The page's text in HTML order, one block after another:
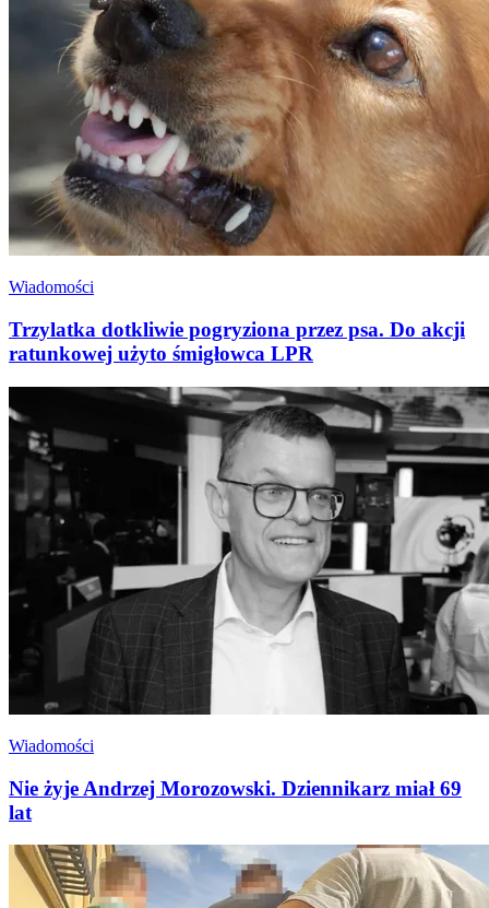
Wiadomości
Trzylatka dotkliwie pogryziona przez psa. Do akcji
ratunkowej użyto śmigłowca LPR
Wiadomości
Nie żyje Andrzej Morozowski. Dziennikarz miał 69
lat